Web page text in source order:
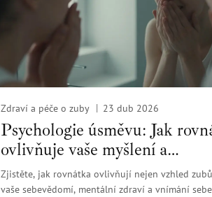
Zdraví a péče o zuby 23 dub 2026
Psychologie úsměvu: Jak
ovlivňuje vaše myšlení a
sebevědomí
Zjistěte, jak rovnátka ovlivňují nejen vzhled
vaše sebevědomí, mentální zdraví a vnímání